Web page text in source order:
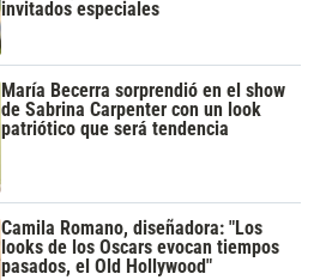
invitados especiales
María Becerra sorprendió en el show
de Sabrina Carpenter con un look
patriótico que será tendencia
Camila Romano, diseñadora: "Los
looks de los Oscars evocan tiempos
pasados, el Old Hollywood"